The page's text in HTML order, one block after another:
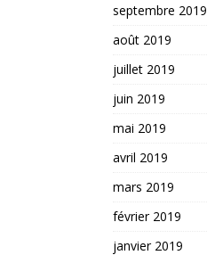
septembre 2019
août 2019
juillet 2019
juin 2019
mai 2019
avril 2019
mars 2019
février 2019
janvier 2019